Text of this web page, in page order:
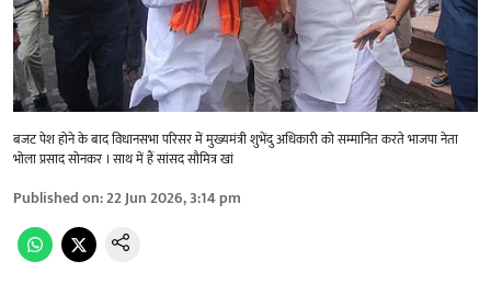
बजट पेश होने के बाद विधानसभा परिसर में मुख्यमंत्री शुभेंदु अधिकारी को सम्मानित करते भाजपा नेता
भोला प्रसाद सोनकर । साथ में हैं सांसद सौमित्र खां
Published on:22 Jun 2026, 3:14 pm